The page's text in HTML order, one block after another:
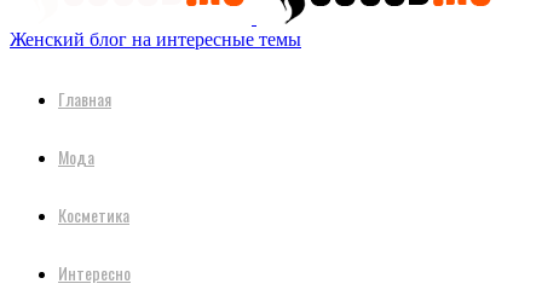
Женский блог на интересные темы
Главная
Мода
Косметика
Интересно